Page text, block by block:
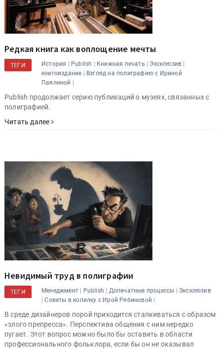
Редкая книга как воплощение мечты
ТЕГИ История | Publish | Книжная печать | Эксклюзив |
книгоиздание | Взгляд на полиграфию с Ириной
Паялиной |
Publish продолжает серию публикаций о музеях, связанных с
полиграфией.
Читать далее
Невидимый труд в полиграфии
ТЕГИ Менеджмент | Publish | Допечатные процессы | Эксклюзив
|Советы в копилку с Ирой Рябиновой |
В среде дизайнеров порой приходится сталкиваться с образом
«злого препресса». Перспектива общения с ним нередко
пугает. Этот вопрос можно было бы оставить в области
профессионального фольклора, если бы он не оказывал